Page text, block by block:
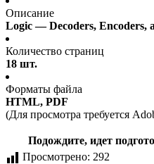
Описание
Logic — Decoders, Encoders,
Количество страниц
18 шт.
Форматы файла
HTML, PDF
(Для просмотра требуется
Подождите, идет
Просмотрено: 292